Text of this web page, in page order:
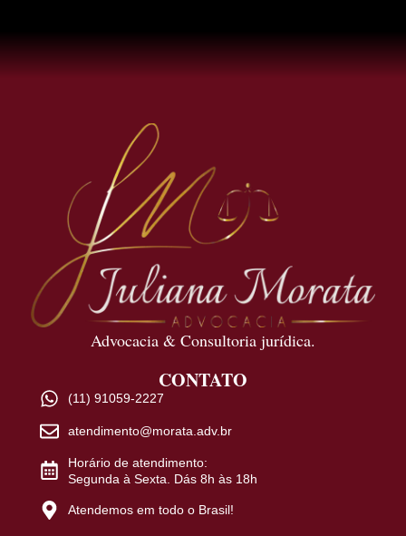
Advocacia & Consultoria jurídica.
CONTATO
(11) 91059-2227
atendimento@morata.adv.br
Horário de atendimento:
Segunda à Sexta. Dás 8h às 18h
Atendemos em todo o Brasil!